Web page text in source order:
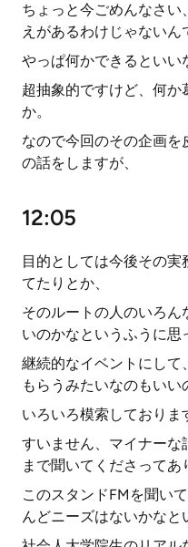
ちょっと今ごめんなさ
えがあるわけじゃないん
やっぱ何かできるといい
超抽象的ですけど、何か
か。
なので今回のその企画
の話をしますが、
12:05
目的としては今後その
てたりとか、
そのルートの人のいろ
いのかなというふうに思
継続的なイベントにして
もらうみたいなのもいい
いろいろ模索しておりま
すいません、マイナーな
まで聞いてくださってあ
このスタンドFMを聞い
んどニーズはないかなと